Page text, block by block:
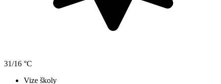
31/16 °C
Vize školy